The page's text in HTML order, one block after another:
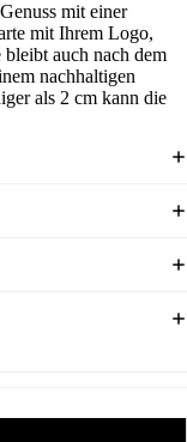
mit einer
mit Ihrem Logo,
auch nach dem
nachhaltigen
als 2 cm kann die